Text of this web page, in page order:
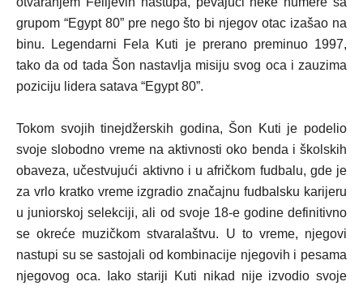
grupom “Egypt 80” pre nego što bi njegov otac izašao na
binu. Legendarni Fela Kuti je prerano preminuo 1997,
tako da od tada Šon nastavlja misiju svog oca i zauzima
poziciju lidera satava “Egypt 80”.
Tokom svojih tinejdžerskih godina, Šon Kuti je podelio
svoje slobodno vreme na aktivnosti oko benda i školskih
obaveza, učestvujući aktivno i u afričkom fudbalu, gde je
za vrlo kratko vreme izgradio značajnu fudbalsku karijeru
u juniorskoj selekciji, ali od svoje 18-e godine definitivno
se okreće muzičkom stvaralaštvu. U to vreme, njegovi
nastupi su se sastojali od kombinacije njegovih i pesama
njegovog oca. Iako stariji Kuti nikad nije izvodio svoje